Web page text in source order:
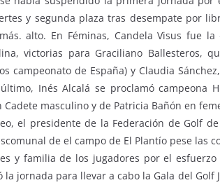
y segunda plaza tras desempate por
alto. En Féminas, Candela Visus fue
victorias para Graciliano Ballesteros,
campeonato de España) y Claudia
Inés Alcalá se proclamócampeona
masculino y de Patricia Bañón en
el presidente de la Federación de Golf
de el campo de El Plantío pese las
y familia de los jugadores por el
la jornada para llevar a cabo la Gala del Golf